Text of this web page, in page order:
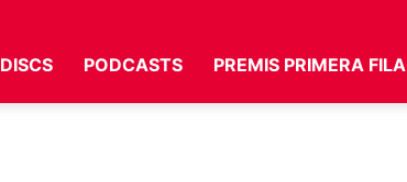
DISCS PODCASTS PREMIS PRIMERA FILA